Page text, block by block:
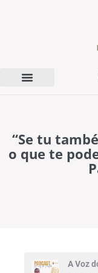
“Se tu
o que te
A Voz